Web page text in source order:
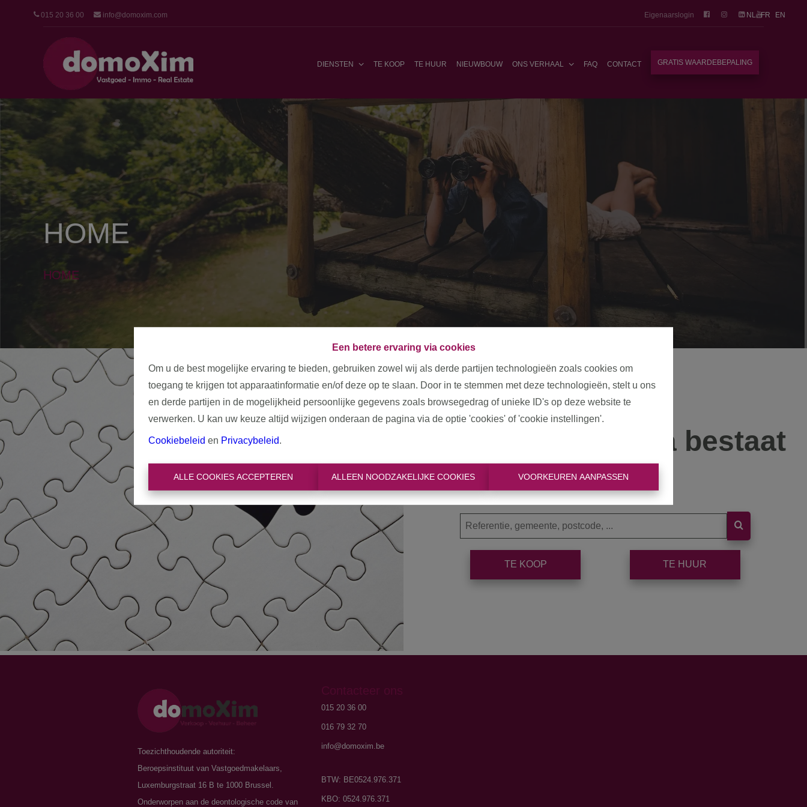
Een betere ervaring via cookies
Om u de best mogelijke ervaring te bieden, gebruiken zowel wij als derde partijen technologieën zoals cookies om
toegang te krijgen tot apparaatinformatie en/of deze op te slaan. Door in te stemmen met deze technologieën, stelt u ons
en derde partijen in de mogelijkheid persoonlijke gegevens zoals browsegedrag of unieke ID's op deze website te
verwerken. U kan uw keuze altijd wijzigen onderaan de pagina via de optie 'cookies' of 'cookie instellingen'.
Cookiebeleid en Privacybeleid.
ALLE COOKIES ACCEPTEREN ALLEEN NOODZAKELIJKE COOKIES VOORKEUREN AANPASSEN
015 20 36 00 info@domoxim.com Eigenaarslogin NL FR EN
DIENSTEN TE KOOP TE HUUR NIEUWBOUW ONS VERHAAL FAQ CONTACT GRATIS WAARDEBEPALING
HOME
HOME
Oeps, deze pagina bestaat
niet meer
TE KOOP TE HUUR
Toezichthoudende autoriteit:
Beroepsinstituut van Vastgoedmakelaars,
Luxemburgstraat 16 B te 1000 Brussel.
Onderworpen aan dedeontologische code van
Contacteer ons
015 20 36 00
016 79 32 70
info@domoxim.be
BTW: BE0524.976.371
KBO: 0524.976.371